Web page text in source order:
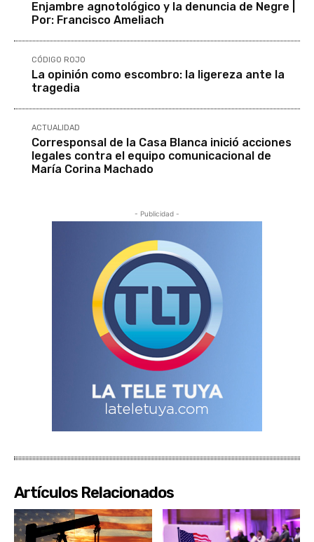
Enjambre agnotológico y la denuncia de Negre |
Por: Francisco Ameliach
CÓDIGO ROJO
La opinión como escombro: la ligereza ante la
tragedia
ACTUALIDAD
Corresponsal de la Casa Blanca inició acciones
legales contra el equipo comunicacional de
María Corina Machado
- Publicidad -
Artículos Relacionados